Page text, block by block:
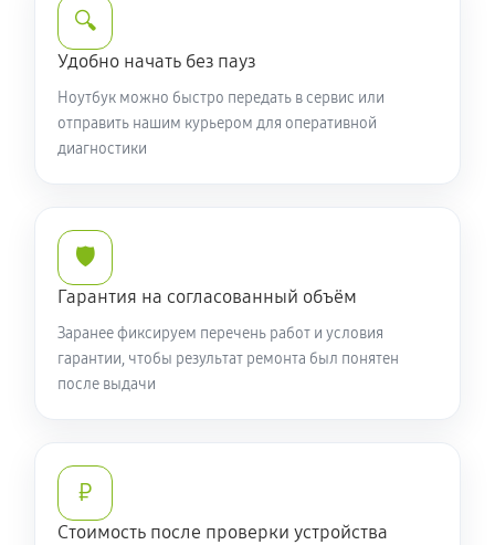
Установка драйверов ноутбука Acer 5 AN517-52-
53FZ (NH.Q80ER.00F AN517-52-53FZ)
620 руб 120 минут
Ремонт цепей питания
2130 руб 60 минут
Замена видеокарты ноутбука Acer 5 AN517-52-53FZ
(NH.Q80ER.00F AN517-52-53FZ)
Ремонт разъема питания
🔍
Удобно начать без пауз
Ноутбук можно быстро передать в сервис или
отправить нашим курьером для оперативной
диагностики
🛡️
Гарантия на согласованный объём
Заранее фиксируем перечень работ и условия
гарантии, чтобы результат ремонта был понятен
после выдачи
₽
Стоимость после проверки устройства